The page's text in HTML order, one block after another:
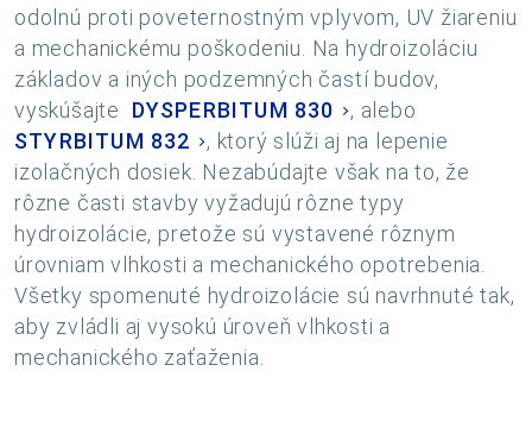
odolnú proti poveternostným vplyvom, UV žiareniu
a mechanickému poškodeniu. Na hydroizoláciu
základov a iných podzemných častí budov,
vyskúšajte DYSPERBITUM 830
, alebo
STYRBITUM 832
, ktorý slúži aj na lepenie
izolačných dosiek. Nezabúdajte však na to, že
rôzne časti stavby vyžadujú rôzne typy
hydroizolácie, pretože sú vystavené rôznym
úrovniam vlhkosti a mechanického opotrebenia.
Všetky spomenuté hydroizolácie sú navrhnuté tak,
aby zvládli aj vysokú úroveň vlhkosti a
mechanického zaťaženia.